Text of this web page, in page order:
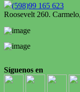
(598)99 165 623
Roosevelt 260.
Síguenos en